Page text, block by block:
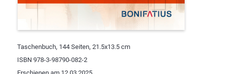
Taschenbuch, 144 Seiten, 21.5x13.5 cm
ISBN 978-3-98790-082-2